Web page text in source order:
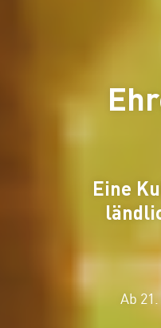
Eine
Ab